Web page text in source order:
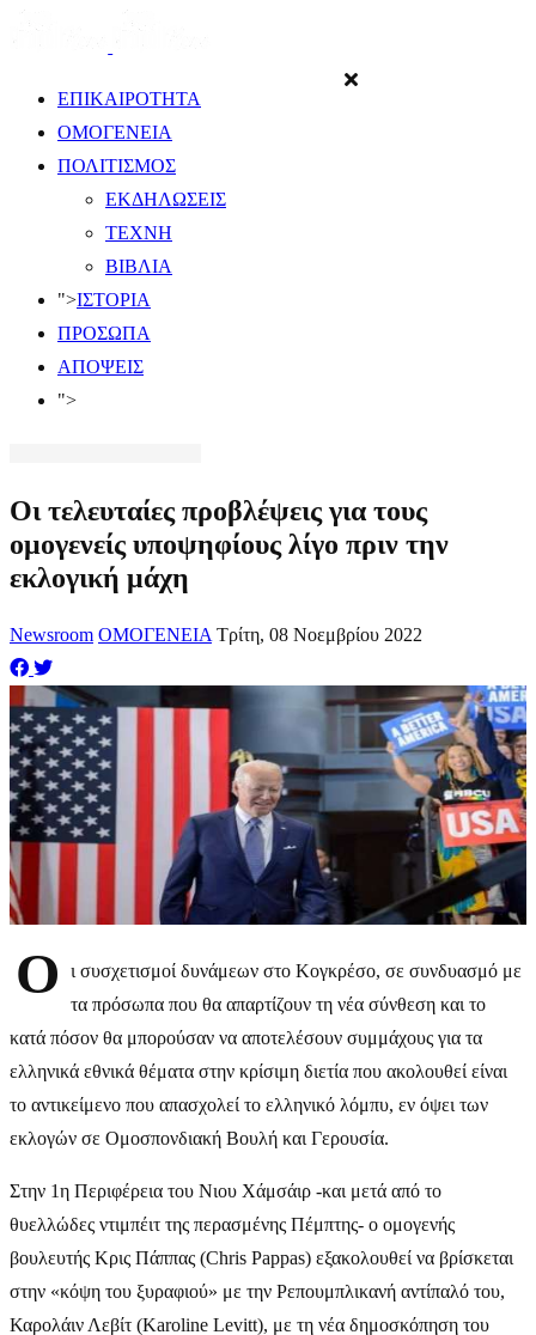
ΕΠΙΚΑΙΡΟΤΗΤΑ
ΟΜΟΓΕΝΕΙΑ
ΠΟΛΙΤΙΣΜΟΣ
ΕΚΔΗΛΩΣΕΙΣ
ΤΕΧΝΗ
ΒΙΒΛΙΑ
">ΙΣΤΟΡΙΑ
ΠΡΟΣΩΠΑ
ΑΠΟΨΕΙΣ
">
Οι τελευταίες προβλέψεις για τους
ομογενείς υποψηφίους λίγο πριν την
εκλογική μάχη
Newsroom ΟΜΟΓΕΝΕΙΑ Τρίτη, 08 Νοεμβρίου 2022
Ο
ι συσχετισμοί δυνάμεων στο Κογκρέσο, σε συνδυασμό με
τα πρόσωπα που θα απαρτίζουν τη νέα σύνθεση και το
κατά πόσον θα μπορούσαν να αποτελέσουν συμμάχους για τα
ελληνικά εθνικά θέματα στην κρίσιμη διετία που ακολουθεί είναι
το αντικείμενο που απασχολεί το ελληνικό λόμπυ, εν όψει των
εκλογών σε Ομοσπονδιακή Βουλή και Γερουσία.
Στην 1η Περιφέρεια του Νιου Χάμσάιρ -και μετά από το
θυελλώδες ντιμπέιτ της περασμένης Πέμπτης- ο ομογενής
βουλευτής Κρις Πάππας (Chris Pappas) εξακολουθεί να βρίσκεται
στην «κόψη του ξυραφιού» με την Ρεπουμπλικανή αντίπαλό του,
Καρολάιν Λεβίτ (Karoline Levitt), με τη νέα δημοσκόπηση του